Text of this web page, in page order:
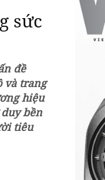
sức
đề
và trang
hiệu
bền
tiêu